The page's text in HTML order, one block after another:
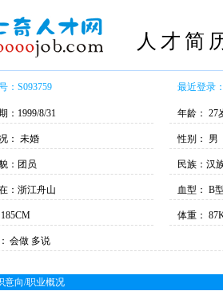
人才简
：S093759 最近登录
：1999/8/31 年龄： 27
： 未婚 性别： 男
：团员 民族：汉
：浙江舟山 血型： B
体重：
会做 多说
意向/职业概况